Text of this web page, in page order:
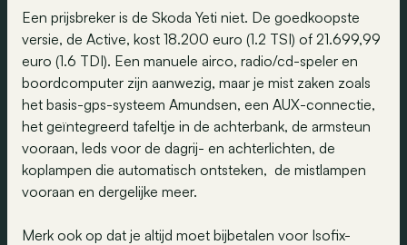
Een prijsbreker is de Skoda Yeti niet. De goedkoopste
versie, de Active, kost 18.200 euro (1.2 TSI) of 21.699,99
euro (1.6 TDI). Een manuele airco, radio/cd-speler en
boordcomputer zijn aanwezig, maar je mist zaken zoals
het basis-gps-systeem Amundsen, een AUX-connectie,
het geïntegreerd tafeltje in de achterbank, de armsteun
vooraan, leds voor de dagrij- en achterlichten, de
koplampen die automatisch ontsteken, de mistlampen
vooraan en dergelijke meer.
Merk ook op dat je altijd moet bijbetalen voor Isofix-